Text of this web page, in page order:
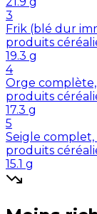
3
Frik (blé dur
produits
19.3 g
4
Orge
produits
17.3 g
5
Seigle complet,
produits
15.1 g